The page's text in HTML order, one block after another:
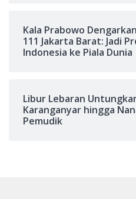
Kala Prabowo
111 Jakarta Barat: Jadi
Indonesia ke Piala Dunia
Libur Lebaran
Karanganyar hingga
Pemudik